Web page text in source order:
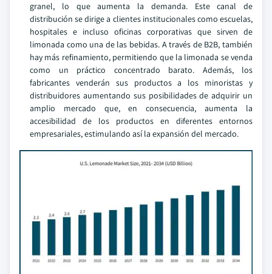
granel, lo que aumenta la demanda. Este canal de
distribución se dirige a clientes institucionales como escuelas,
hospitales e incluso oficinas corporativas que sirven de
limonada como una de las bebidas. A través de B2B, también
hay más refinamiento, permitiendo que la limonada se venda
como un práctico concentrado barato. Además, los
fabricantes venderán sus productos a los minoristas y
distribuidores aumentando sus posibilidades de adquirir un
amplio mercado que, en consecuencia, aumenta la
accesibilidad de los productos en diferentes entornos
empresariales, estimulando así la expansión del mercado.